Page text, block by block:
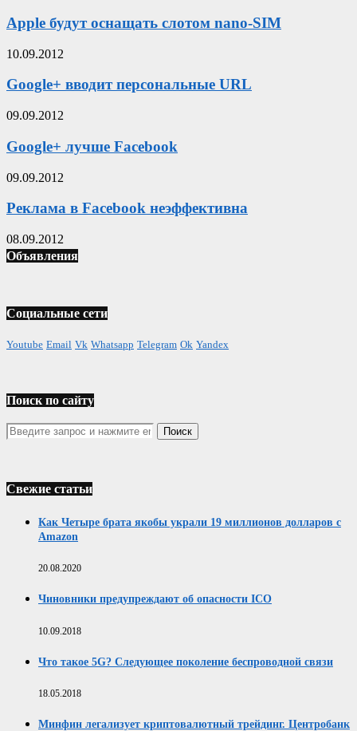
Apple будут оснащать слотом nano-SIM
10.09.2012
Google+ вводит персональные URL
09.09.2012
Google+ лучше Facebook
09.09.2012
Реклама в Facebook неэффективна
08.09.2012
Объявления
Социальные сети
Youtube Email Vk Whatsapp Telegram Ok Yandex
Поиск по сайту
Свежие статьи
Как Четыре брата якобы украли 19 миллионов долларов с
Amazon
20.08.2020
Чиновники предупреждают об опасности ICO
10.09.2018
Что такое 5G? Следующее поколение беспроводной связи
18.05.2018
Минфин легализует криптовалютный трейдинг. Центробанк